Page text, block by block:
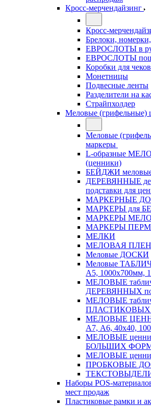
Кросс-мерчендайзинг
Кросс-
Брелоки,
ЕВРОСЛОТЫ в
ЕВРОСЛОТЫ
Коробки для чеков
Монетницы
Подвесные ленты
Разделители на
Страйпхолдер
Меловые (грифельные)
Меловые
маркеры
L-образные
(ценники)
БЕЙДЖИ
ДЕРЕВЯННЫЕ
подставки для
МАРКЕРНЫЕ
МАРКЕРЫ для
МАРКЕРЫ
МАРКЕРЫ
МЕЛКИ
МЕЛОВАЯ
Меловые ДОСКИ
Меловые
А5, 1000х700мм,
МЕЛОВЫЕ
ДЕРЕВЯННЫХ
МЕЛОВЫЕ
ПЛАСТИКОВЫХ
МЕЛОВЫЕ
А7, А6, 40х40,
МЕЛОВЫЕ
БОЛЬШИХ
МЕЛОВЫЕ
ПРОБКОВЫЕ
Наборы POS-
мест продаж
Пластиковые рамки и